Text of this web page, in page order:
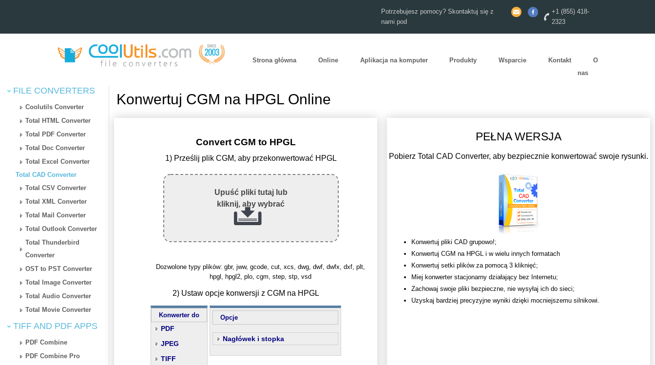
Potrzebujesz pomocy? Skontaktuj się z
nami pod
+1 (855) 418-
2323
Strona główna Online Aplikacja na komputer Produkty Wsparcie Kontakt
O
nas
FILE CONVERTERS
Coolutils Converter
Total HTML Converter
Total PDF Converter
Total Doc Converter
Total Excel Converter
Total CAD Converter
Total CSV Converter
Total XML Converter
Total Mail Converter
Total Outlook Converter
Total Thunderbird
Converter
OST to PST Converter
Total Image Converter
Total Audio Converter
Total Movie Converter
TIFF AND PDF APPS
PDF Combine
PDF Combine Pro
Konwertuj CGM na HPGL Online
Convert CGM to HPGL
1) Prześlij plik CGM, aby przekonwertować HPGL
Upuść pliki tutaj lub
kliknij, aby wybrać
Dozwolone typy plików: gbr, jww, gcode, cut, xcs, dwg, dwf, dwfx, dxf, plt,
hpgl, hpgl2, plo, cgm, step, stp, vsd
2) Ustaw opcje konwersji z CGM na HPGL
Konwerter do
PDF
JPEG
TIFF
Opcje
Nagłówek i stopka
PEŁNA WERSJA
Pobierz Total CAD Converter, aby bezpiecznie konwertować swoje rysunki.
Konwertuj pliki CAD grupowo!;
Konwertuj CGM na HPGL i w wielu innych formatach
Konwertuj setki plików za pomocą 3 kliknięć;
Miej konwerter stacjonarny działający bez Internetu;
Zachowaj swoje pliki bezpieczne, nie wysyłaj ich do sieci;
Uzyskaj bardziej precyzyjne wyniki dzięki mocniejszemu silnikowi.